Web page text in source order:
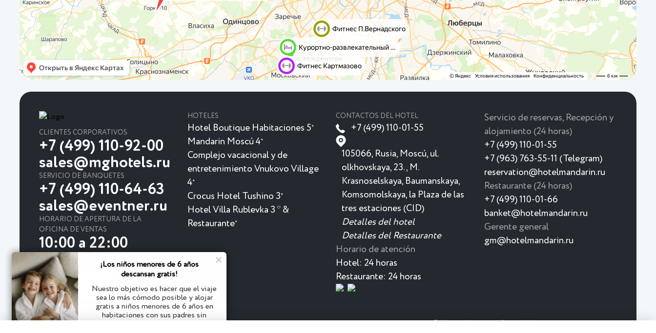
CLIENTES CORPORATIVOS
+7 (499) 110-92-00
sales@mghotels.ru
SERVICIO DE BANQUETES
+7 (499) 110-64-63
sales@eventner.ru
HORARIO DE APERTURA DE LA
OFICINA DE VENTAS
10:00 a 22:00
HOTELES
Hotel Boutique Habitaciones 5★
Mandarin Moscú 4★
Complejo vacacional y de
entretenimiento Vnukovo Village
4★
Crocus Hotel Tushino 3★
Hotel Villa Rublevka 3 * &
Restaurante★
CONTACTOS DEL HOTEL
+7 (499) 110-01-55
105066, Rusia, Moscú, ul.
olkhovskaya, 23., M.
Krasnoselskaya, Baumanskaya,
Komsomolskaya, la Plaza de las
tres estaciones (CID)
Detalles del hotel
Detalles del Restaurante
Horario de atención
Hotel: 24 horas
Restaurante: 24 horas
Servicio de reservas, Recepción y
alojamiento (24 horas)
+7 (499) 110-01-55
+7 (963) 763-55-11 (Telegram)
reservation@hotelmandarin.ru
Restaurante (24 horas)
+7 (499) 110-01-66
banket@hotelmandarin.ru
Gerente general
gm@hotelmandarin.ru
© 2026
Política de
Acuerdo de
¡Los niños menores de 6 años
descansan gratis!
Nuestro objetivo es hacer que el viaje
sea lo más cómodo posible y alojar
gratis a niños menores de 6 años en
habitaciones con sus padres sin
Muy pronto hará calor aquí
Un nuevo complejo termal para